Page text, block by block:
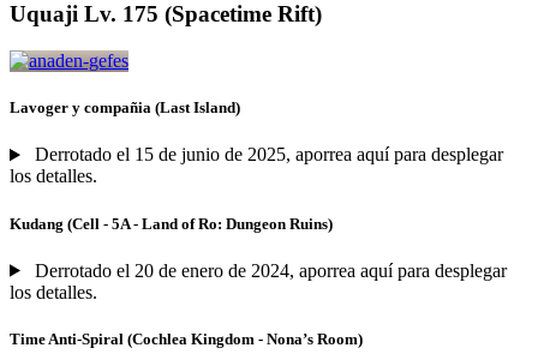
Uquaji Lv. 175 (Spacetime Rift)
Lavoger y compañia (Last Island)
Derrotado el 15 de junio de 2025, aporrea aquí para desplegar
los detalles.
Kudang (Cell - 5A - Land of Ro: Dungeon Ruins)
Derrotado el 20 de enero de 2024, aporrea aquí para desplegar
los detalles.
Time Anti-Spiral (Cochlea Kingdom - Nona’s Room)